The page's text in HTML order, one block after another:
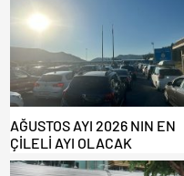
AĞUSTOS AYI 2026 NIN EN
ÇİLELİ AYI OLACAK